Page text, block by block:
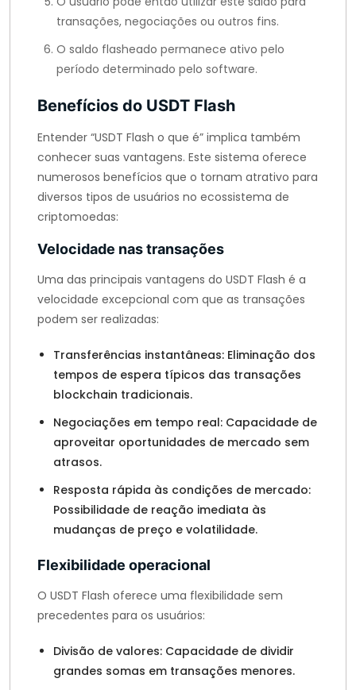
transações, negociações ou outros fins.
O saldo flasheado permanece ativo pelo
período determinado pelo software.
Benefícios do USDT Flash
Entender “USDT Flash o que é” implica também
conhecer suas vantagens. Este sistema oferece
numerosos benefícios que o tornam atrativo para
diversos tipos de usuários no ecossistema de
criptomoedas:
Velocidade nas transações
Uma das principais vantagens do USDT Flash é a
velocidade excepcional com que as transações
podem ser realizadas:
Transferências instantâneas: Eliminação dos
tempos de espera típicos das transações
blockchain tradicionais.
Negociações em tempo real: Capacidade de
aproveitar oportunidades de mercado sem
atrasos.
Resposta rápida às condições de mercado:
Possibilidade de reação imediata às
mudanças de preço e volatilidade.
Flexibilidade operacional
O USDT Flash oferece uma flexibilidade sem
precedentes para os usuários:
Divisão de valores: Capacidade de dividir
grandes somas em transações menores.